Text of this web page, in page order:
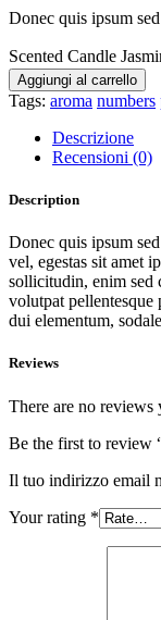
Donec quis ipsum
Scented Candle
Aggiungi al carrello
Tags: aroma numbers
Descrizione
Recensioni (0)
Description
Donec quis ipsum
vel, egestas sit amet
sollicitudin, enim sed
volutpat
dui elementum,
Reviews
There are no reviews
Be the first to review
Il tuo indirizzo email
Your rating *